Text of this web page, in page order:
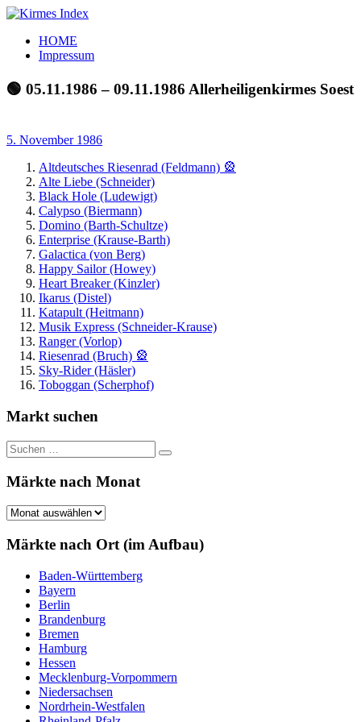
Zum
springen
Kirmes
Index
Tourpläne
der
letzten
HOME
Impressum
🟢 05.11.1986 – 09.11.1986 Allerheiligenkirmes Soest
5. November 1986
Altdeutsches Riesenrad (Feldmann) 🎡
Alte Liebe (Schneider)
Black Hole (Ludewigt)
Calypso (Biermann)
Domino (Barth-Schultze)
Enterprise (Krause-Barth)
Galactica (von Berg)
Happy Sailor (Howey)
Heart Breaker (Kinzler)
Ikarus (Distel)
Katapult (Heitmann)
Musik Express (Schneider-Krause)
Ranger (Vorlop)
Riesenrad (Bruch) 🎡
Sky-Rider (Häsler)
Toboggan (Scherphof)
Markt suchen
Suchen
nach:
Suchen
Märkte nach Monat
Märkte
Monat
Märkte nach Ort (im Aufbau)
Baden-Württemberg
Bayern
Berlin
Brandenburg
Bremen
Hamburg
Hessen
Mecklenburg-Vorpommern
Niedersachsen
Nordrhein-Westfalen